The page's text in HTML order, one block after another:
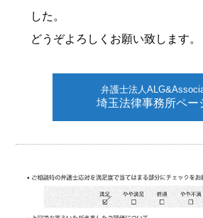
した。
どうぞよろしくお願い致します。
弁護士法人
埼玉法律事務所ペー